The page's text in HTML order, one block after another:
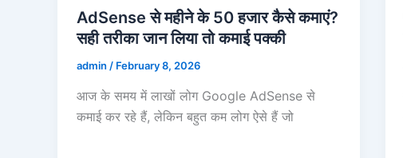
AdSense से महीने के 50 हजार कैसे कमाएं?
सही तरीका जान लिया तो कमाई पक्की
admin / February 8, 2026
आज के समय में लाखों लोग Google AdSense से
कमाई कर रहे हैं, लेकिन बहुत कम लोग ऐसे हैं जो